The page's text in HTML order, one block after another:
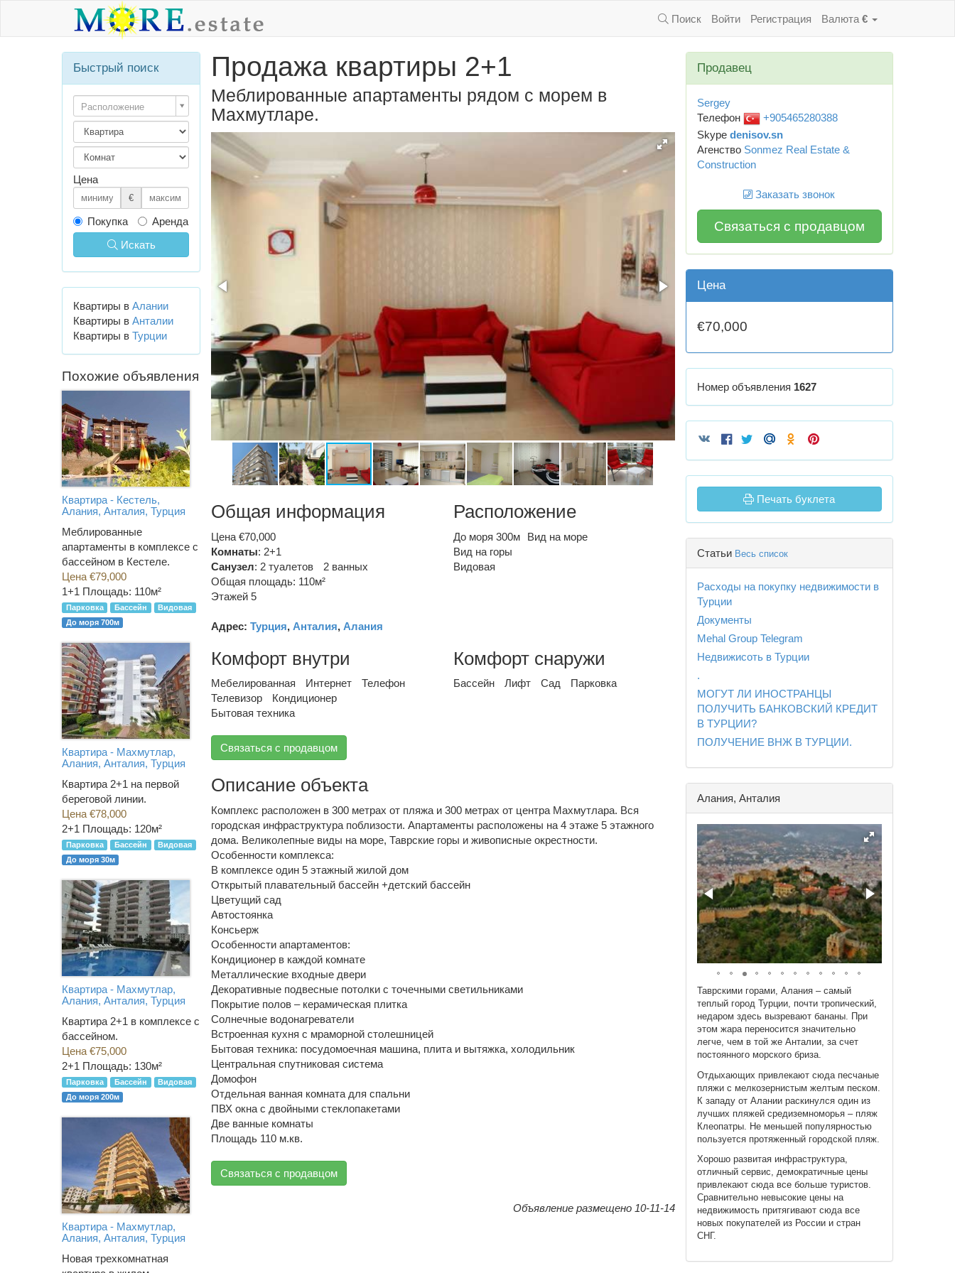
Поиск Войти Регистрация Валюта €
Продажа квартиры 2+1
Меблированные апартаменты рядом с морем в
Махмутларе.
Общая информация
Цена €70,000
Комнаты: 2+1
Санузел: 2 туалетов
2 ванных
Общая площадь: 110м²
Этажей 5
Адрес: Турция, Анталия, Алания
Расположение
До моря 300м
Вид на море
Вид на горы
Видовая
Комфорт внутри
Мебелированная Интернет
Телефон
Телевизор
Кондиционер
Бытовая техника
Комфорт снаружи
Бассейн Лифт Сад Парковка
Связаться с продавцом
Описание объекта
Комплекс расположен в 300 метрах от пляжа и 300 метрах от центра Махмутлара. Вся
городская инфраструктура поблизости. Апартаменты расположены на 4 этаже 5 этажного
дома. Великолепные виды на море, Таврские горы и живописные окрестности.
Особенности комплекса:
В комплексе один 5 этажный жилой дом
Открытый плавательный бассейн +детский бассейн
Цветущий сад
Автостоянка
Консьерж
Особенности апартаментов:
Кондиционер в каждой комнате
Металлические входные двери
Декоративные подвесные потолки с точечными светильниками
Покрытие полов – керамическая плитка
Солнечные водонагреватели
Встроенная кухня с мраморной столешницей
Бытовая техника: посудомоечная машина, плита и вытяжка, холодильник
Центральная спутниковая система
Домофон
Отдельная ванная комната для спальни
ПВХ окна с двойными стеклопакетами
Две ванные комнаты
Площадь 110 м.кв.
Связаться с продавцом
Объявление размещено 10-11-14
Продавец
Sergey
Телефон
+905465280388
Skype denisov.sn
Агенство Sonmez Real Estate &
Construction
Заказать звонок
Связаться с продавцом
Цена
€70,000
Номер объявления 1627
Печать буклета
Статьи Весь список
Расходы на покупку недвижимости в
Турции
Документы
Mehal Group Telegram
Недвижисоть в Турции
.
МОГУТ ЛИ ИНОСТРАНЦЫ
ПОЛУЧИТЬ БАНКОВСКИЙ КРЕДИТ
В ТУРЦИИ?
ПОЛУЧЕНИЕ ВНЖ В ТУРЦИИ.
Алания, Анталия
Таврскими горами, Алания – самый
теплый город Турции, почти тропический,
недаром здесь вызревают бананы. При
этом жара переносится значительно
легче, чем в той же Анталии, за счет
постоянного морского бриза.
Отдыхающих привлекают сюда песчаные
пляжи с мелкозернистым желтым песком.
К западу от Алании раскинулся один из
лучших пляжей средиземноморья – пляж
Клеопатры. Не меньшей популярностью
пользуется протяженный городской пляж.
Хорошо развитая инфраструктура,
отличный сервис, демократичные цены
привлекают сюда все больше туристов.
Сравнительно невысокие цены на
недвижимость притягивают сюда все
новых покупателей из России и стран
СНГ.
Быстрый поиск
Расположение
Цена
€
Покупка
Аренда
Искать
Квартиры в Алании
Квартиры в Анталии
Квартиры в Турции
Похожие объявления
Квартира - Кестель,
Алания, Анталия, Турция
Меблированные
апартаменты в комплексе с
бассейном в Кестеле.
Цена €79,000
1+1 Площадь: 110м²
Парковка Бассейн
Видовая
До моря 700м
Квартира - Махмутлар,
Алания, Анталия, Турция
Квартира 2+1 на первой
береговой линии.
Цена €78,000
2+1 Площадь: 120м²
Парковка Бассейн
Видовая
До моря 30м
Квартира - Махмутлар,
Алания, Анталия, Турция
Квартира 2+1 в комплексе с
бассейном.
Цена €75,000
2+1 Площадь: 130м²
Парковка Бассейн
Видовая
До моря 200м
Квартира - Махмутлар,
Алания, Анталия, Турция
Новая трехкомнатная